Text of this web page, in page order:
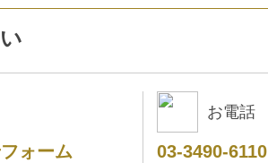
ォーム
お電話
03-3490-6110